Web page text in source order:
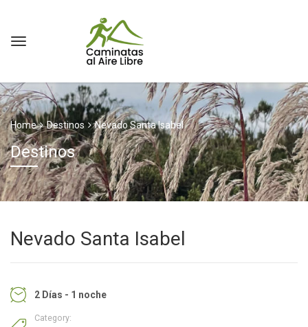
Home Destinos Nevado Santa Isabel
Destinos
Nevado Santa Isabel
2 Días - 1 noche
Category: